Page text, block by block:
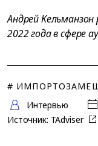
Андрей Кельманзон
2022 года в сфере
#
Интервью
Источник: TAdviser